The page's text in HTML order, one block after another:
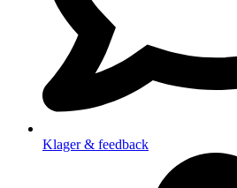
Klager & feedback